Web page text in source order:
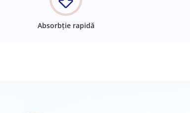
Absorbție rapidă